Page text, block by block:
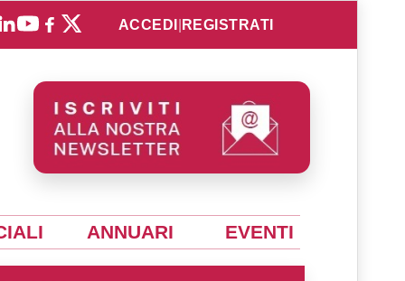
ACCEDI REGISTRATI
ANNUARI EVENTI